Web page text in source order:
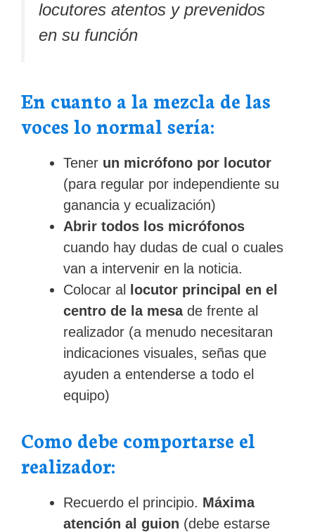
locutores atentos y prevenidos
en su función
En cuanto a la mezcla de las
voces lo normal sería:
Tener un micrófono por locutor
(para regular por independiente su
ganancia y ecualización)
Abrir todos los micrófonos
cuando hay dudas de cual o cuales
van a intervenir en la noticia.
Colocar al locutor principal en el
centro de la mesade frente al
realizador (a menudo necesitaran
indicaciones visuales, señas que
ayuden a entenderse a todo el
equipo)
Como debe comportarse el
realizador:
Recuerdo el principio. Máxima
atención al guion (debe estarse